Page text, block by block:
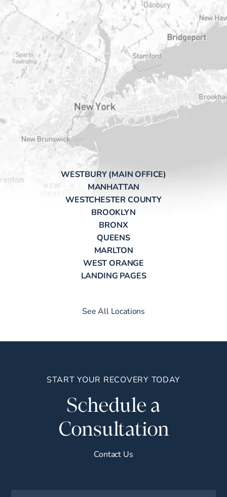
WESTBURY (MAIN OFFICE)
MANHATTAN
WESTCHESTER COUNTY
BROOKLYN
BRONX
QUEENS
MARLTON
WEST ORANGE
LANDING PAGES
See All Locations
START YOUR RECOVERY TODAY
Schedule a
Consultation
Contact Us